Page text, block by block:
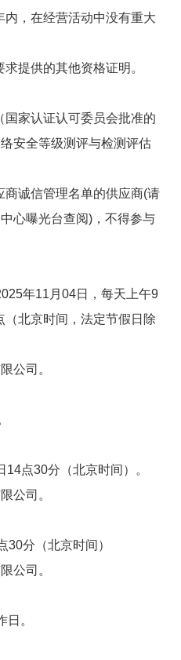
，在经营活动中没有重大
提供的其他资格证明。
家认证认可委员会批准的
安全等级测评与检测评估
商诚信管理名单的供应商(请
心曝光台查阅)，不得参与
年11月04日，每天上午9
（北京时间，法定节假日除
公司。
点30分（北京时间）。
公司。
30分（北京时间）
公司。
。